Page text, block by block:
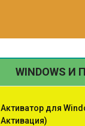
WINDOWS И
Активатор для
Активация)